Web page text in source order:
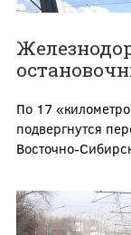
По 17
подвергнутся
Восточно-